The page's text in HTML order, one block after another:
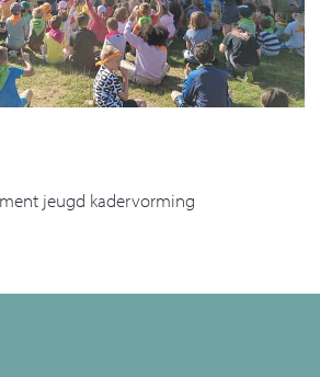
jeugd kadervorming